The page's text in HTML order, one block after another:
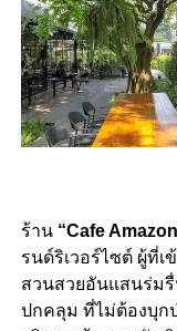
ร้าน “Cafe
รนด์ริเวอร์ไซต์ ผู้ที่
สวนสวยอันแสนร่ม
ปกคลุม ที่ไม่ต้องบุก